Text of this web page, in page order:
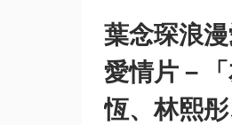
葉念琛浪
愛情片－
恆、林熙